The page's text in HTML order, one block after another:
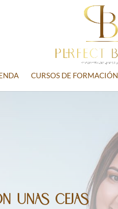
CURSOS DE FORMACIÓN
unas cejas